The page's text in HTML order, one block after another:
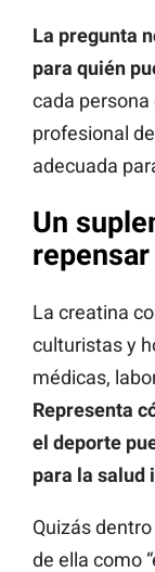
La pregunta
para quién
cada persona
profesional
adecuada
Un
La creatina
culturistas y
médicas,
Representa
el deporte
para la salud
Quizás
de ella como